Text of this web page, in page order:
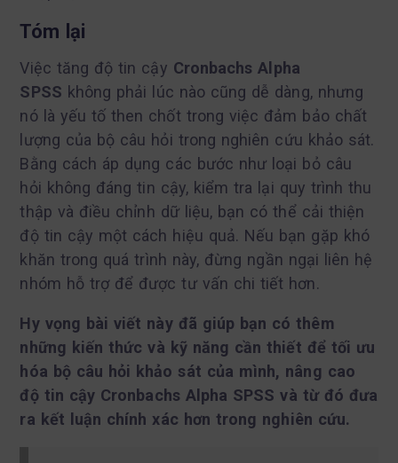
Tóm lại
Việc tăng độ tin cậy Cronbachs Alpha
SPSS không phải lúc nào cũng dễ dàng, nhưng
nó là yếu tố then chốt trong việc đảm bảo chất
lượng của bộ câu hỏi trong nghiên cứu khảo sát.
Bằng cách áp dụng các bước như loại bỏ câu
hỏi không đáng tin cậy, kiểm tra lại quy trình thu
thập và điều chỉnh dữ liệu, bạn có thể cải thiện
độ tin cậy một cách hiệu quả. Nếu bạn gặp khó
khăn trong quá trình này, đừng ngần ngại liên hệ
nhóm hỗ trợ để được tư vấn chi tiết hơn.
Hy vọng bài viết này đã giúp bạn có thêm
những kiến thức và kỹ năng cần thiết để tối ưu
hóa bộ câu hỏi khảo sát của mình, nâng cao
độ tin cậy Cronbachs Alpha SPSS và từ đó đưa
ra kết luận chính xác hơn trong nghiên cứu.